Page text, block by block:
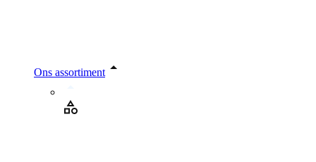
Ons assortiment